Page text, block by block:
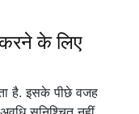
के लिए
है. इसके पीछे वजह